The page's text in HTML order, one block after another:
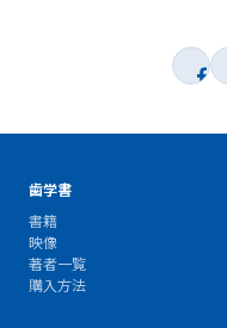
歯学書
書籍
映像
著者一覧
購入方法